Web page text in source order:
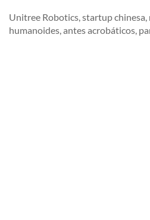
Unitree Robotics, startup
humanoides, antes acrobáticos,